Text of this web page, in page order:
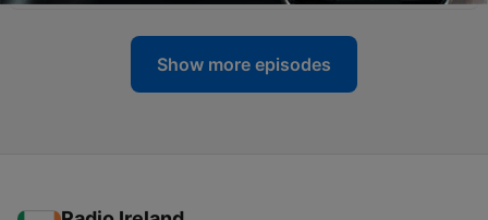
Show more episodes